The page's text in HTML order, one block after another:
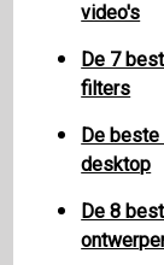
video's
De 7
filters
De
desktop
De 8